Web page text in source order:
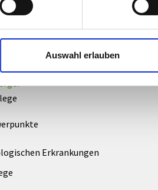
Auswahl erlauben
& Chirurgische
Erkrankungen